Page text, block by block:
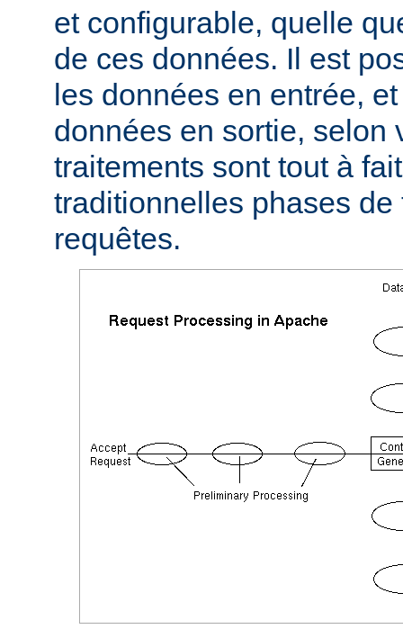
et configurable, quelle
de ces données. Il est
les données en entrée,
données en sortie, selon
traitements sont tout à
traditionnelles phases de
requêtes.